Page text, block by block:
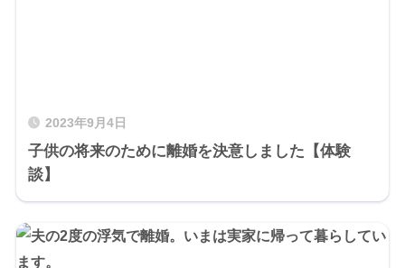
2023年9月4日
子供の将来のために離婚を決意しました【体験
談】